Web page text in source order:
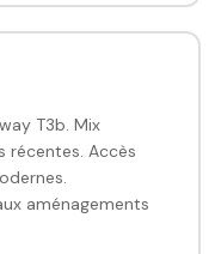
T3b. Mix
récentes. Accès
aménagements